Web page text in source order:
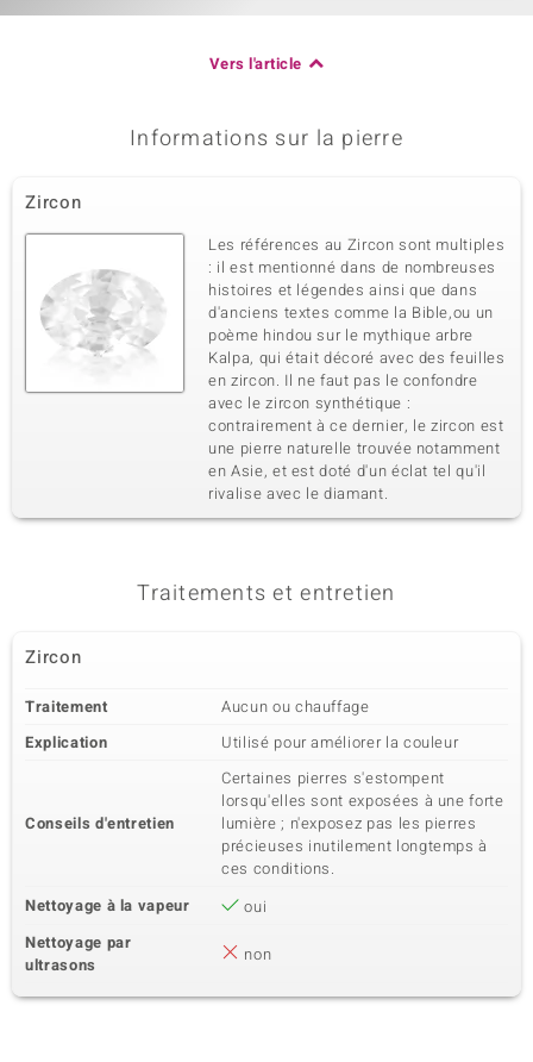
Vers l'article
Informations sur la pierre
Zircon
Les références au Zircon sont multiples
: il est mentionné dans de nombreuses
histoires et légendes ainsi que dans
d'anciens textes comme la Bible,ou un
poème hindou sur le mythique arbre
Kalpa, qui était décoré avec des feuilles
en zircon. Il ne faut pas le confondre
avec le zircon synthétique :
contrairement à ce dernier, le zircon est
une pierre naturelle trouvée notamment
en Asie, et est doté d'un éclat tel qu'il
rivalise avec le diamant.
Traitements et entretien
Zircon
Traitement
Aucun ou chauffage
Explication
Utilisé pour améliorer la couleur
Conseils d'entretien
Certaines pierres s'estompent
lorsqu'elles sont exposées à une forte
lumière ; n'exposez pas les pierres
précieuses inutilement longtemps à
ces conditions.
Nettoyage à la vapeur
oui
Nettoyage par
ultrasons
non